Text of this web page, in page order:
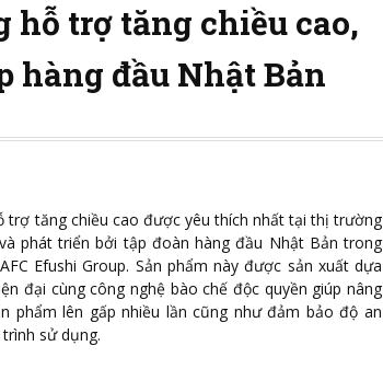
hỗ trợ tăng chiều cao,
hàng đầu Nhật Bản
trợ tăng chiều cao được yêu thích nhất tại thị trường
phát triển bởi tập đoàn hàng đầu Nhật Bản trong
Efushi Group. Sản phẩm này được sản xuất dựa
đại cùng công nghệ bào chế độc quyền giúp nâng
phẩm lên gấp nhiều lần cũng như đảm bảo độ an
sử dụng.